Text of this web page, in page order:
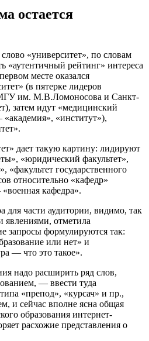
остается
«университет», по словам
«аутентичный рейтинг» интереса
месте оказался
(в пятерке лидеров
им. М.В.Ломоносова и Санкт-
затем идут «медицинский
«институт»),
дает такую картину: лидируют
«юридический факультет»,
«факультет государственного
относительно «кафедр»
кафедра».
для части аудитории, видимо, так
явлениями, отметила
запросы формулируются так:
или нет» и
— что это такое».
надо расширить ряд слов,
— ввести туда
«препод», «курсач» и пр.,
и сейчас вполне ясна общая
образования интернет-
расхожие представления о